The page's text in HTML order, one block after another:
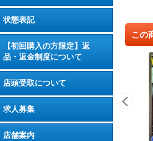
状態表記
【初回購入の方限定】返
品・返金制度について
店頭受取について
求人募集
店舗案内
この